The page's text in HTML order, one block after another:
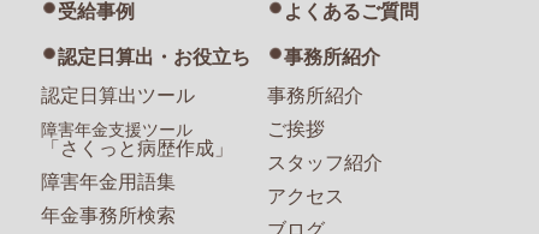
受給事例 よくあるご質問
認定日算出・お役立ち
認定日算出ツール
障害年金支援ツール
「さくっと病歴作成」
障害年金用語集
年金事務所検索
事務所紹介
事務所紹介
ご挨拶
スタッフ紹介
アクセス